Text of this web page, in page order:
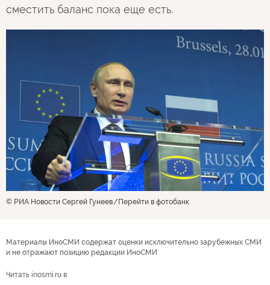
сместить баланс пока еще есть.
© РИА Новости Сергей Гунеев Перейти в фотобанк
Материалы ИноСМИ содержат оценки исключительно зарубежных СМИ
и не отражают позицию редакции ИноСМИ
Читать inosmi.ru в